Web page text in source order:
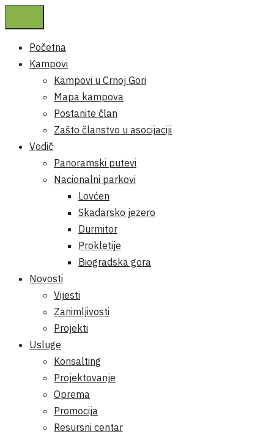
Početna
Kampovi
Kampovi u Crnoj Gori
Mapa kampova
Postanite član
Zašto članstvo u asocijaciji
Vodič
Panoramski putevi
Nacionalni parkovi
Lovćen
Skadarsko jezero
Durmitor
Prokletije
Biogradska gora
Novosti
Vijesti
Zanimljivosti
Projekti
Usluge
Konsalting
Projektovanje
Oprema
Promocija
Resursni centar